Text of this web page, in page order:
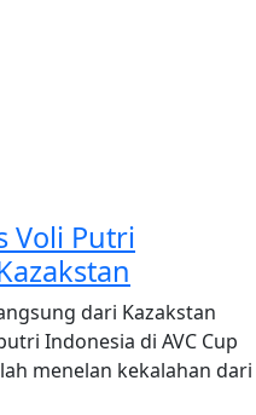
Voli Putri
dari Kazakstan
Indonesia di AVC Cup
menelan kekalahan dari